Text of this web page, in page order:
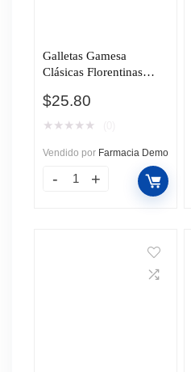
Galletas Gamesa
Clásicas Florentinas
$25.80
★ ★ ★ ★ ★
Vendido por Farmacia Demo